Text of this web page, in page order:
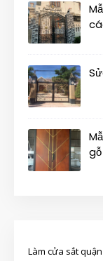
gỗ
Làm cửa sắt quận